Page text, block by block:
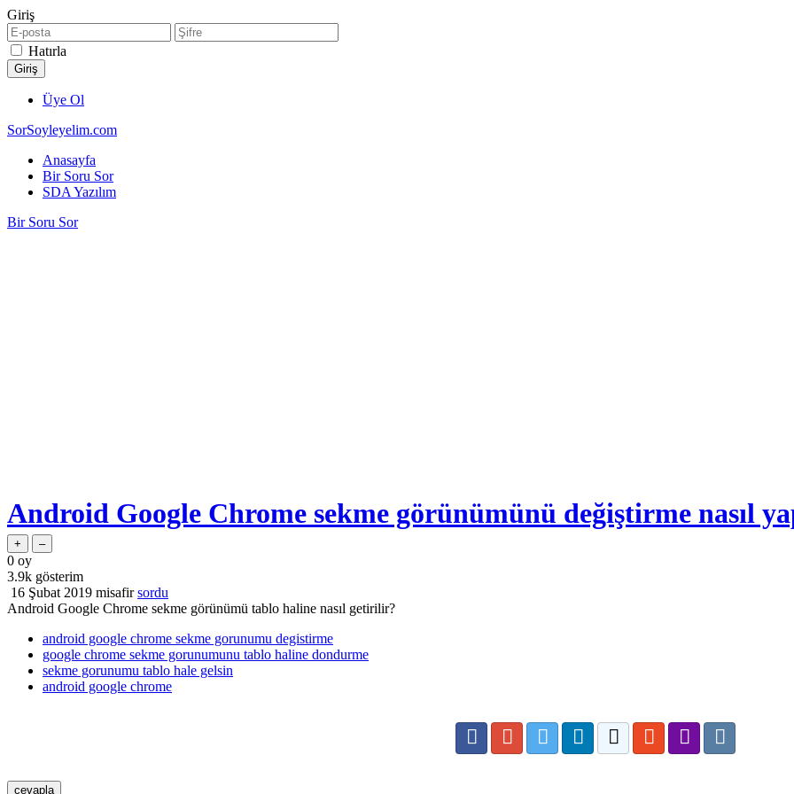
Giriş
Hatırla
Üye Ol
SorSoyleyelim.com
Anasayfa
Bir Soru Sor
SDA Yazılım
Bir Soru Sor
Android Google Chrome sekme görünümünü değiştirme nasıl
0 oy
3.9k gösterim
16 Şubat 2019 misafir sordu
Android Google Chrome sekme görünümü tablo haline nasıl getirilir?
android google chrome sekme gorunumu degistirme
google chrome sekme gorunumunu tablo haline dondurme
sekme gorunumu tablo hale gelsin
android google chrome